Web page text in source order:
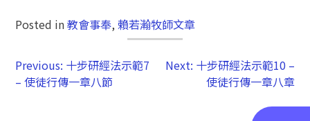
Posted in教會事奉, 賴若瀚牧師文章
Previous: 十步研經法示範7
– 使徒行傳一章八節
Next: 十步研經法示範10 –
使徒行傳一章八章